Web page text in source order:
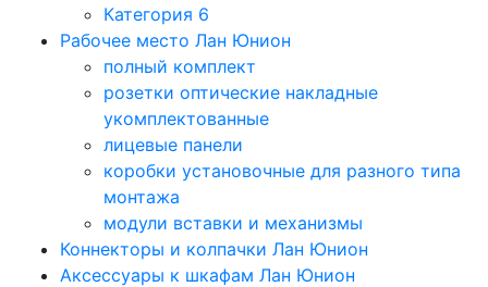
Категория 6
Рабочее место Лан Юнион
полный комплект
розетки оптические накладные
укомплектованные
лицевые панели
коробки установочные для разного типа
монтажа
модули вставки и механизмы
Коннекторы и колпачки Лан Юнион
Аксессуары к шкафам Лан Юнион